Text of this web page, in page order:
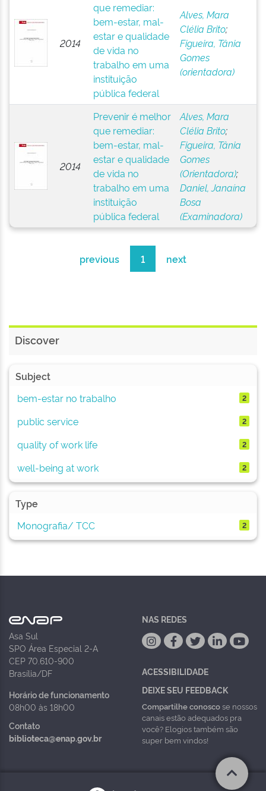
2014
que remediar:
bem-estar, mal-
estar e qualidade
de vida no
trabalho em uma
instituição
pública federal
Alves, Mara
Clélia Brito;
Figueira, Tânia
Gomes
(orientadora)
2014
Prevenir é melhor
que remediar:
bem-estar, mal-
estar e qualidade
de vida no
trabalho em uma
instituição
pública federal
Alves, Mara
Clélia Brito;
Figueira, Tânia
Gomes
(Orientadora);
Daniel, Janaína
Bosa
(Examinadora)
previous 1 next
Discover
Subject
bem-estar no trabalho
2
public service 2
quality of work life 2
well-being at work 2
Type
Monografia/ TCC
2
Asa Sul
SPO Área Especial 2-A
CEP 70.610-900
Brasília/DF
Horário de funcionamento
08h00 às 18h00
Contato
biblioteca@enap.gov.br
NAS REDES
ACESSIBILIDADE
DEIXE SEU FEEDBACK
Compartilhe conoscose nossos
canais estão adequados pra
você? Elogios também são
super bem vindos!